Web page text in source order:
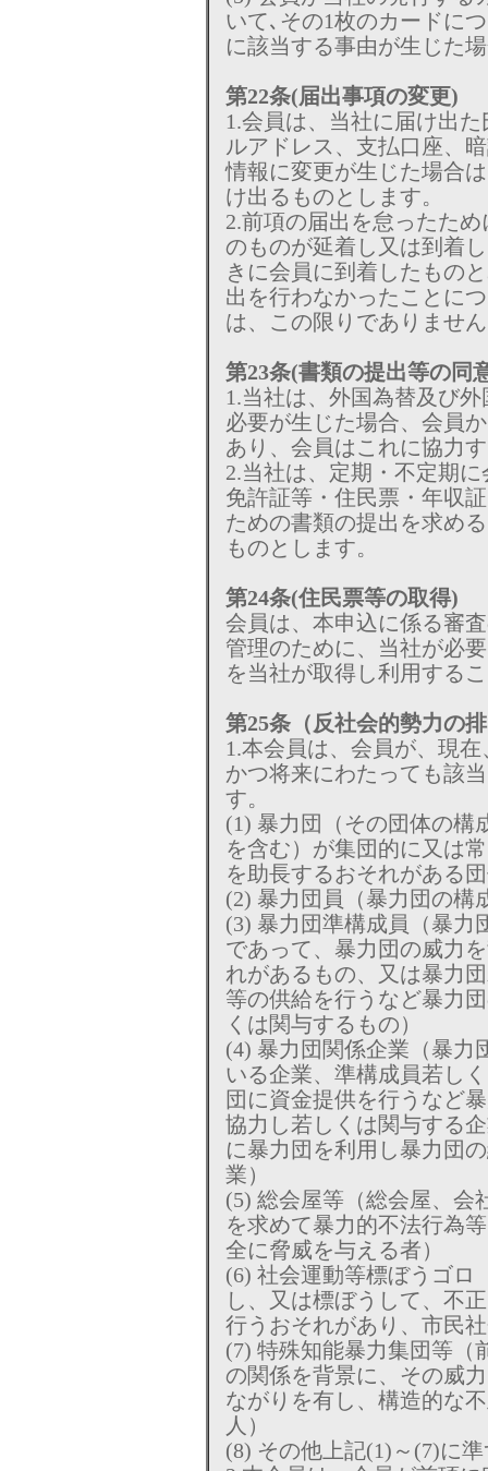
いて､その1枚のカードに
に該当する事由が生じた
第22条(届出事項の変更)
1.会員は、当社に届け出
ルアドレス、支払口座、
情報に変更が生じた場合
け出るものとします。
2.前項の届出を怠ったた
のものが延着し又は到着
きに会員に到着したもの
出を行わなかったことに
は、この限りでありませ
第23条(書類の提出等の同
1.当社は、外国為替及び
必要が生じた場合、会員
あり、会員はこれに協力
2.当社は、定期・不定期
免許証等・住民票・年収
ための書類の提出を求め
ものとします。
第24条(住民票等の取得)
会員は、本申込に係る審
管理のために、当社が必
を当社が取得し利用する
第25条（反社会的勢力の
1.本会員は、会員が、現
かつ将来にわたっても該
す。
(1) 暴力団（その団体の構
を含む）が集団的に又は
を助長するおそれがある
(2) 暴力団員（暴力団の構
(3) 暴力団準構成員（暴力
であって、暴力団の威力
れがあるもの、又は暴力
等の供給を行うなど暴力
くは関与するもの）
(4) 暴力団関係企業（暴力
いる企業、準構成員若し
団に資金提供を行うなど
協力し若しくは関与する
に暴力団を利用し暴力団
業）
(5) 総会屋等（総会屋、会
を求めて暴力的不法行為
全に脅威を与える者）
(6) 社会運動等標ぼうゴロ
し、又は標ぼうして、不
行うおそれがあり、市民
(7) 特殊知能暴力集団等（
の関係を背景に、その威
ながりを有し、構造的な
人）
(8) その他上記(1)～(7)に